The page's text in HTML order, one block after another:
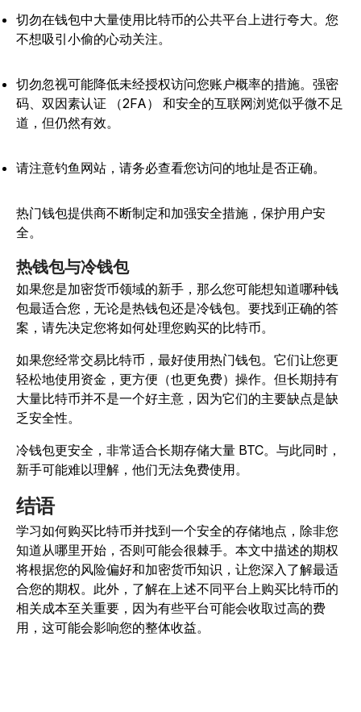
切勿在钱包中大量使用比特币的公共平台上进行夸大。您
不想吸引小偷的心动关注。
切勿忽视可能降低未经授权访问您账户概率的措施。强密
码、双因素认证 （2FA） 和安全的互联网浏览似乎微不足
道，但仍然有效。
请注意钓鱼网站，请务必查看您访问的地址是否正确。
热门钱包提供商不断制定和加强安全措施，保护用户安
全。
热钱包与冷钱包
如果您是加密货币领域的新手，那么您可能想知道哪种钱
包最适合您，无论是热钱包还是冷钱包。要找到正确的答
案，请先决定您将如何处理您购买的比特币。
如果您经常交易比特币，最好使用热门钱包。它们让您更
轻松地使用资金，更方便（也更免费）操作。但长期持有
大量比特币并不是一个好主意，因为它们的主要缺点是缺
乏安全性。
冷钱包更安全，非常适合长期存储大量 BTC。与此同时，
新手可能难以理解，他们无法免费使用。
结语
学习如何购买比特币并找到一个安全的存储地点，除非您
知道从哪里开始，否则可能会很棘手。本文中描述的期权
将根据您的风险偏好和加密货币知识，让您深入了解最适
合您的期权。此外，了解在上述不同平台上购买比特币的
相关成本至关重要，因为有些平台可能会收取过高的费
用，这可能会影响您的整体收益。